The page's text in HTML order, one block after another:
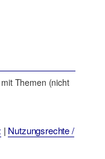
Themen (nicht
| Nutzungsrechte /